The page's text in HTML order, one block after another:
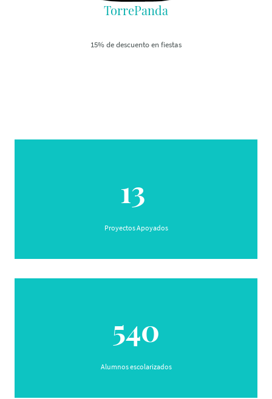
TorrePanda
15% de descuento en fiestas
13
Proyectos Apoyados
540
Alumnos escolarizados